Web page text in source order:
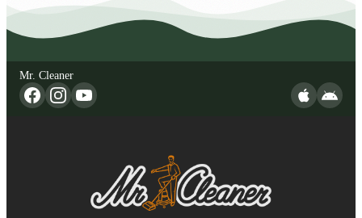
Mr. Cleaner